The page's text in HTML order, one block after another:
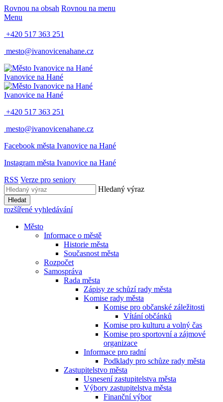
Rovnou na obsah Rovnou na menu
Menu
+420 517 363 251
mesto@ivanovicenahane.cz
Ivanovice na Hané
Ivanovice na Hané
+420 517 363 251
mesto@ivanovicenahane.cz
Facebook města Ivanovice na Hané
Instagram města Ivanovice na Hané
RSS Verze pro seniory
Hledaný výraz
Hledat
rozšířené vyhledávání
Město
Informace o městě
Historie města
Současnost města
Rozpočet
Samospráva
Rada města
Zápisy ze schůzí rady města
Komise rady města
Komise pro občanské záležitosti
Vítání občánků
Komise pro kulturu a volný čas
Komise pro sportovní a zájmové
organizace
Informace pro radní
Podklady pro schůze rady města
Zastupitelstvo města
Usnesení zastupitelstva města
Výbory zastupitelstva města
Finanční výbor